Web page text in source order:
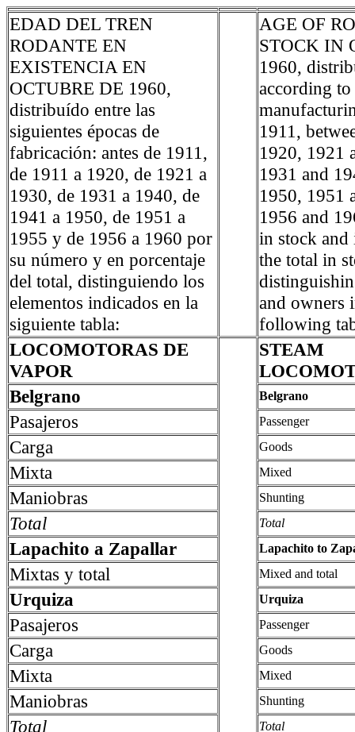
EDAD DEL TREN
RODANTE EN
EXISTENCIA EN
OCTUBRE DE 1960,
distribuído entre las
siguientes épocas de
fabricación: antes de 1911,
de 1911 a 1920, de 1921 a
1930, de 1931 a 1940, de
1941 a 1950, de 1951 a
1955 y de 1956 a 1960 por
su número y en porcentaje
del total, distinguiendo los
elementos indicados en la
siguiente tabla:
AGE OF
STOCK IN
1960,
according to
1911,
1920, 1921
1931 and
1950, 1951
1956 and
in stock and
the total in
and owners
following
LOCOMOTORAS DE
VAPOR
STEAM
Belgrano
Belgrano
Pasajeros Passenger
Carga Goods
Mixta Mixed
Maniobras Shunting
Total Total
Lapachito a Zapallar Lapachito to
Mixtas y total Mixed and total
Urquiza Urquiza
Pasajeros Passenger
Carga Goods
Mixta Mixed
Maniobras Shunting
Total Total